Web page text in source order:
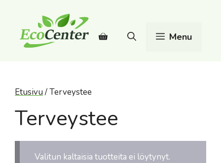
Menu
Etusivu/ Terveystee
Terveystee
Valitun kaltaisia tuotteita ei löytynyt.